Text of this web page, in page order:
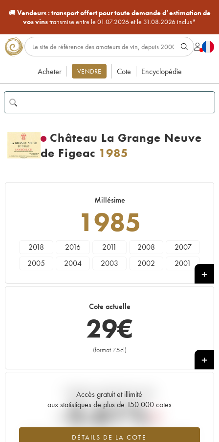
🚚Vendeurs : transport offert pour toute demande d’estimation de
vos vinstransmise entre le 01.07.2026 et le 31.08.2026 inclus*
Acheter VENDRE Cote Encyclopédie
Château La Grange Neuve
de Figeac 1985
Millésime
1985
2018 2016 2011 2008
2007
2005
2004 2003 2002
2001
Cote actuelle
29€
(format 75cl)
+
Accès gratuit et illimité
aux statistiques de plus de 150 000 cotes
DÉTAILS DE LA COTE
Tendance actuelle de la cote
-5.61%
Tendance à la baisse du millésime 1985 en 2026 par rapport à